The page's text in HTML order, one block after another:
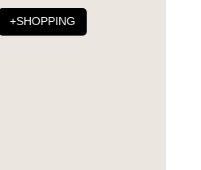
+SHOPPING